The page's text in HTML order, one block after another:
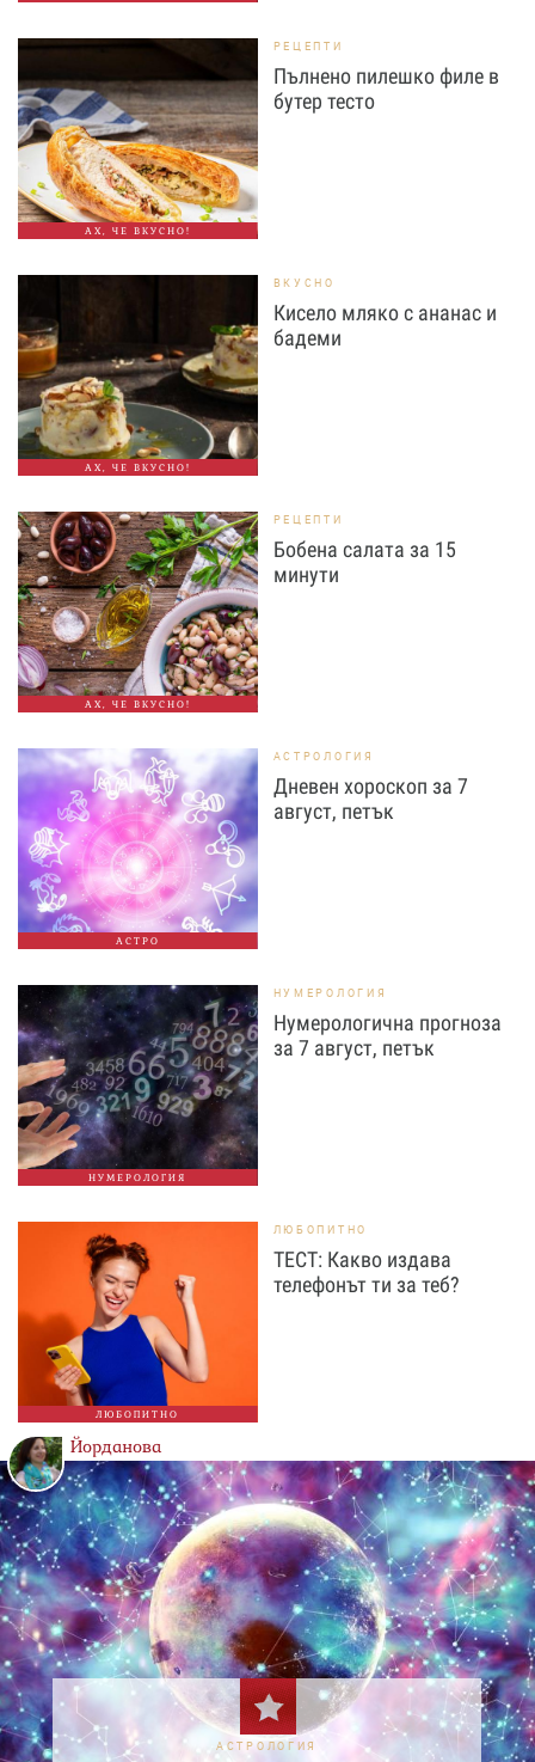
АХ, ЧЕ ВКУСНО!
РЕЦЕПТИ
Пълнено пилешко филе в
бутер тесто
АХ, ЧЕ ВКУСНО!
ВКУСНО
Кисело мляко с ананас и
бадеми
АХ, ЧЕ ВКУСНО!
РЕЦЕПТИ
Бобена салата за 15
минути
АСТРО
АСТРОЛОГИЯ
Дневен хороскоп за 7
август, петък
НУМЕРОЛОГИЯ
НУМЕРОЛОГИЯ
Нумерологична прогноза
за 7 август, петък
ЛЮБОПИТНО
ЛЮБОПИТНО
ТЕСТ: Какво издава
телефонът ти за теб?
Йорданова
АСТРОЛОГИЯ